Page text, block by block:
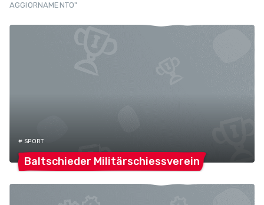
AGGIORNAMENTO"
# SPORT
Baltschieder Militärschiessverein